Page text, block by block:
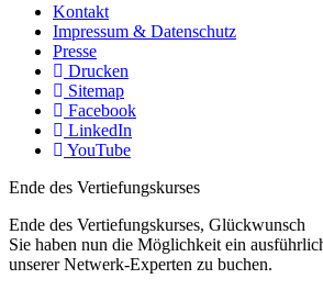
Kontakt
Impressum & Datenschutz
Presse
Drucken
Sitemap
Facebook
LinkedIn
YouTube
Ende des Vertiefungskurses
Ende des Vertiefungskurses, Glückwunsch
Sie haben nun die Möglichkeit ein
unserer Netwerk-Experten zu buchen.